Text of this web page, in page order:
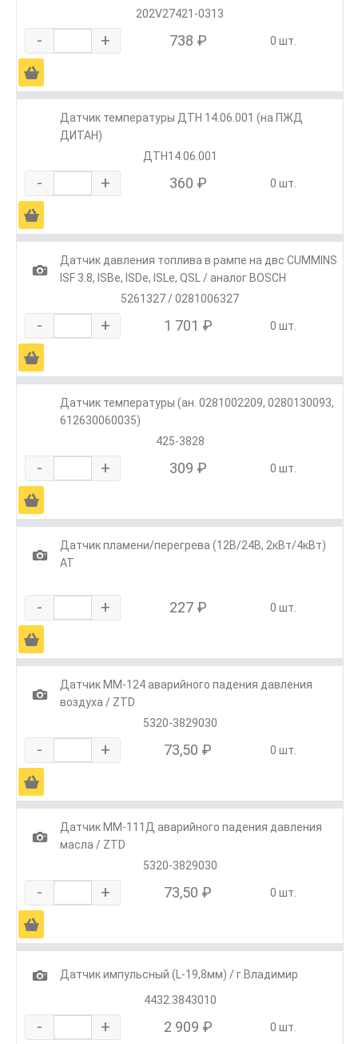
202V27421-0313
- + 738 ₽ 0 шт.
Ä
Датчик температуры ДТН 14.06.001 (на ПЖД
ДИТАН)
ДТН14.06.001
- + 360 ₽ 0 шт.
Ä
1
Датчик давления топлива в рампе на двс CUMMINS
ISF 3.8, ISBe, ISDe, ISLe, QSL / аналог BOSCH
5261327 / 0281006327
- + 1 701 ₽ 0 шт.
Ä
Датчик температуры (ан. 0281002209, 0280130093,
612630060035)
425-3828
- + 309 ₽ 0 шт.
Ä
1
Датчик пламени/перегрева (12В/24В, 2кВт/4кВт)
АТ
- + 227 ₽ 0 шт.
Ä
1
Датчик ММ-124 аварийного падения давления
воздуха / ZTD
5320-3829030
- + 73,50 ₽ 0 шт.
Ä
1
Датчик ММ-111Д аварийного падения давления
масла / ZTD
5320-3829030
- + 73,50 ₽ 0 шт.
Ä
1
Датчик импульсный (L-19,8мм) / г.Владимир
4432.3843010
- + 2 909 ₽ 0 шт.